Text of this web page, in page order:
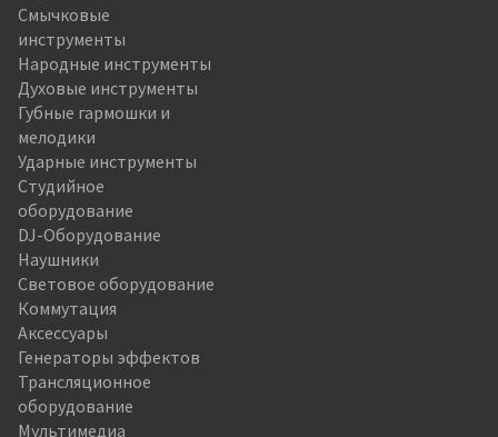
Смычковые
инструменты
Народные инструменты
Духовые инструменты
Губные гармошки и
мелодики
Ударные инструменты
Студийное
оборудование
DJ-Оборудование
Наушники
Световое оборудование
Коммутация
Аксессуары
Генераторы эффектов
Трансляционное
оборудование
Мультимедиа